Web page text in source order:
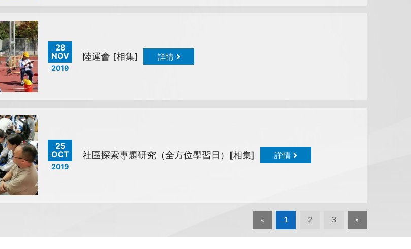
28
NOV
2019
陸運會 [相集] 詳情
25
OCT
2019
社區探索專題研究（全方位學習日）[相集] 詳情
« 1 2 3 »